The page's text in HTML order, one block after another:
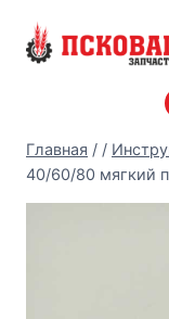
Главная / /
40/60/80 мягкий